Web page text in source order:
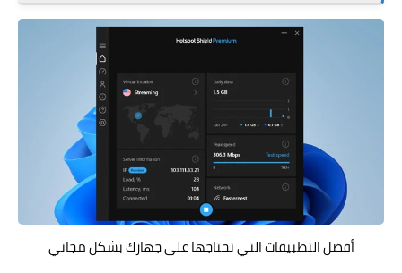
أفضل التطبيقات التي تحتاجها على جهازك بشكل مجاني